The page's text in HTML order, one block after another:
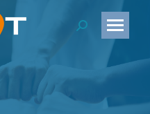
Search: